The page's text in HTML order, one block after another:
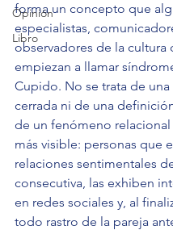
Opinión
Libro
forma un concepto que
especialistas,
observadores de la cultura
empiezan a llamar
Cupido. No se trata de
cerrada ni de una
de un fenómeno relacional
más visible: personas que
relaciones sentimentales
consecutiva, las exhiben
en redes sociales y, al
todo rastro de la pareja